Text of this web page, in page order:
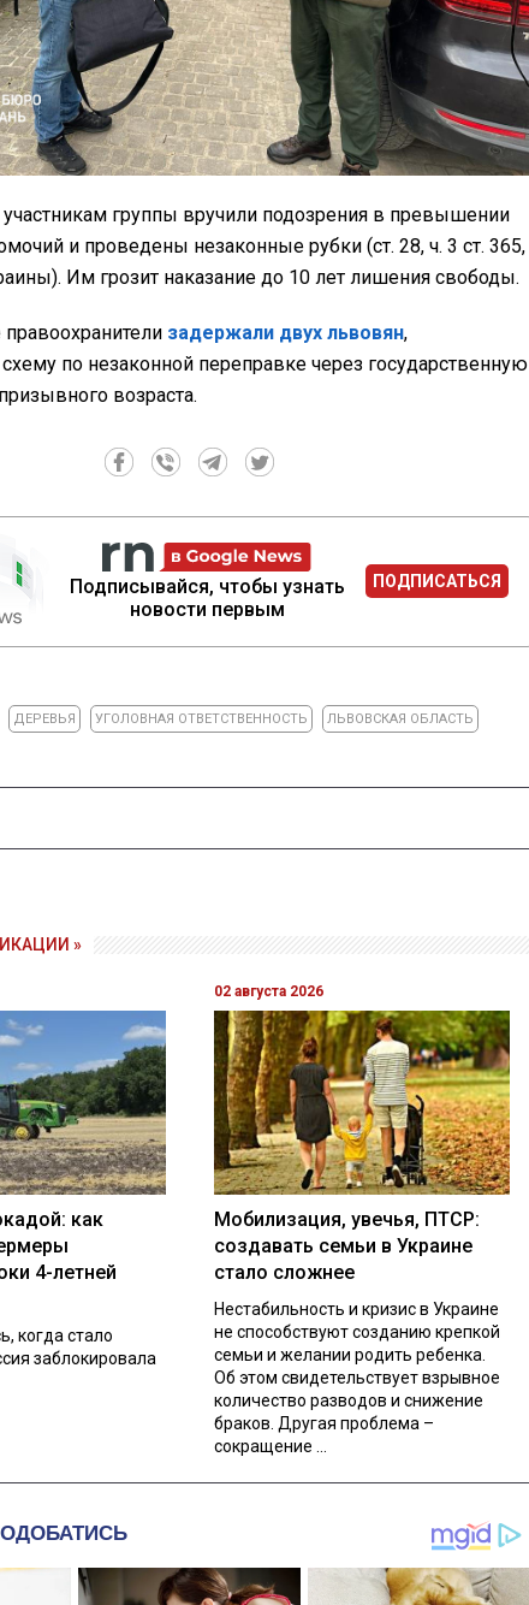
участникам группы вручили подозрения в превышении
и проведены незаконные рубки (ст. 28, ч. 3 ст. 365,
Им грозит наказание до 10 лет лишения свободы.
задержали двух львовян,
по незаконной переправке через государственную
возраста.
Подписывайся, чтобы узнать
новости первым
ПОДПИСАТЬСЯ
ДЕРЕВЬЯ УГОЛОВНАЯ ОТВЕТСТВЕННОСТЬ ЛЬВОВСКАЯ ОБЛАСТЬ
»
как
4-летней
когда стало
заблокировала
02 августа 2026
Мобилизация, увечья, ПТСР:
создавать семьи в Украине
стало сложнее
Нестабильность и кризис в Украине
не способствуют созданию крепкой
семьи и желании родить ребенка.
Об этом свидетельствует взрывное
количество разводов и снижение
браков. Другая проблема –
сокращение ...